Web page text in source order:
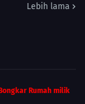
Lebih lama
Rumah milik